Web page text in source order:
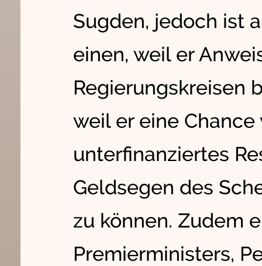
Sugden, jedoch ist
einen, weil er
Regierungskreisen
weil er eine
unterfinanziertes
Geldsegen des
zu können. Zudem
Premierministers,